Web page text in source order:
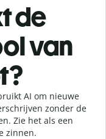
de
van
AI om nieuwe
zonder de
Zie het als een
zinnen.